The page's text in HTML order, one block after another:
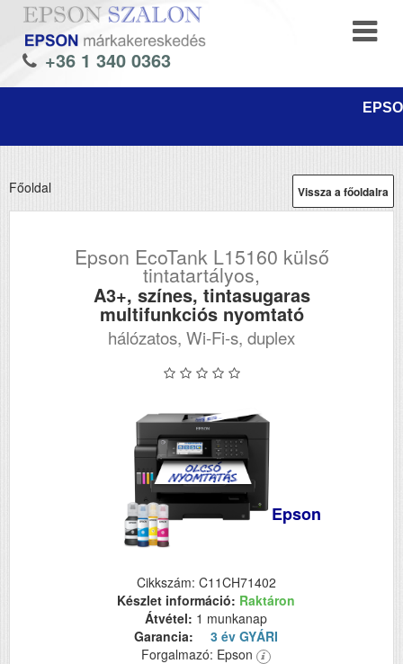
+36 1 340 0363
Vissza a főoldalra
Főoldal
Epson EcoTank L15160 külső
tintatartályos,
A3+, színes, tintasugaras
multifunkciós nyomtató
hálózatos, Wi-Fi-s, duplex
Epson
Cikkszám: C11CH71402
Készlet információ: Raktáron
Átvétel: 1 munkanap
Garancia:
3 év GYÁRI
Forgalmazó: Epson